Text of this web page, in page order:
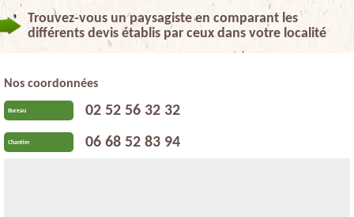
Trouvez-vous un paysagiste en comparant les
différents devis établis par ceux dans votre localité
Nos coordonnées
Bureau 02 52 56 32 32
Chantier 06 68 52 83 94